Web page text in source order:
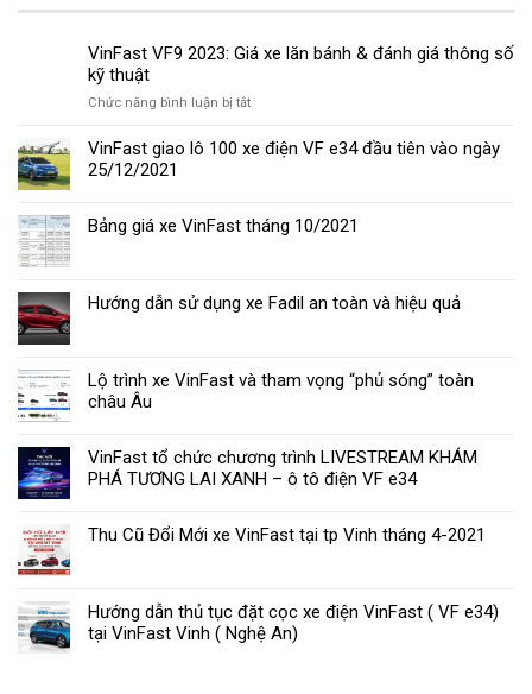
VinFast VF9 2023: Giá xe lăn bánh & đánh giá thông số
kỹ thuật
Chức năng bình luận bị tắtở
VF9
lăn
giá
thuật
VinFast giao lô 100 xe điện VF e34 đầu tiên vào ngày
25/12/2021
Bảng giá xe VinFast tháng 10/2021
Hướng dẫn sử dụng xe Fadil an toàn và hiệu quả
Lộ trình xe VinFast và tham vọng “phủ sóng” toàn
châu Âu
VinFast tổ chức chương trình LIVESTREAM KHÁM
PHÁ TƯƠNG LAI XANH – ô tô điện VF e34
Thu Cũ Đổi Mới xe VinFast tại tp Vinh tháng 4-2021
Hướng dẫn thủ tục đặt cọc xe điện VinFast ( VF e34)
tại VinFast Vinh ( Nghệ An)